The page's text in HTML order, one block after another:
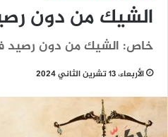
الشيك من دون
خاص: الشيك من دون رصيد
الأربعاء، 13 تشرين الثاني 2024